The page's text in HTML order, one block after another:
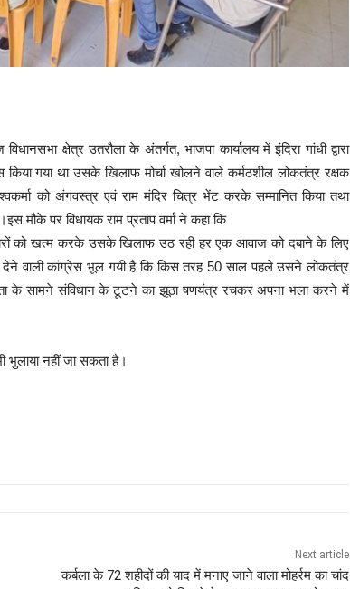
क्षेत्र उतरौला के अंतर्गत, भाजपा कार्यालय में इंदिरा गांधी द्वारा
गया था उसके खिलाफ मोर्चा खोलने वाले कर्मठशील लोकतंत्र रक्षक
को अंगवस्त्र एवं राम मंदिर चित्र भेंट करके सम्मानित किया तथा
मौके पर विधायक राम प्रताप वर्मा ने कहा कि
को खत्म करके उसके खिलाफ उठ रही हर एक आवाज को दबाने के लिए
वाली कांग्रेस भूल गयी है कि किस तरह 50 साल पहले उसने लोकतंत्र
के सामने संविधान के टूटने का झूठा षणयंत्र रचकर अपना भला करने में
भुलाया नहीं जा सकता है।
Next article
कर्बला के 72 शहीदों की याद में मनाए जाने वाला मोहर्रम का चांद